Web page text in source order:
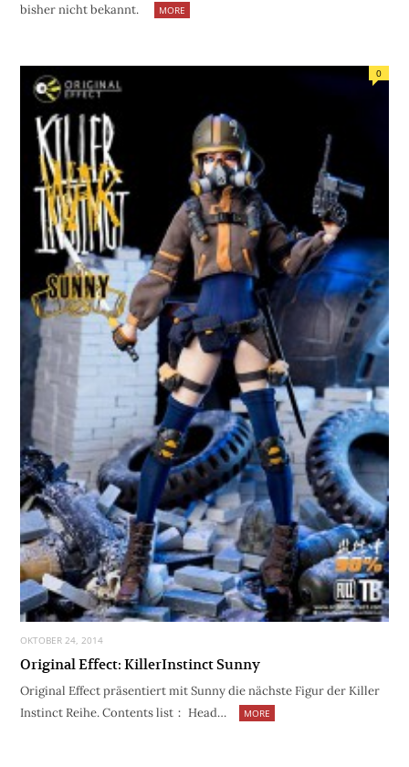
bisher nicht bekannt.
MORE
OKTOBER 24, 2014
0
Original Effect: KillerInstinct Sunny
Original Effect präsentiert mit Sunny die nächste Figur der Killer
Instinct Reihe. Contents list： Head…
MORE